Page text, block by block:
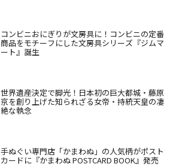
コンビニおにぎりが文房具に！コンビニの定番
商品をモチーフにした文房具シリーズ『ジムマ
ート』誕生
世界遺産決定で脚光！日本初の巨大都城・藤原
京を創り上げた知られざる女帝・持統天皇の凄
絶な執念
手ぬぐい専門店「かまわぬ」の人気柄がポスト
カードに『かまわぬ POSTCARD BOOK』発売